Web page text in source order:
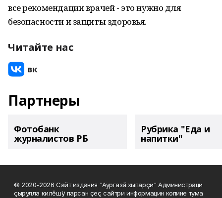
все рекомендации врачей - это нужно для
безопасности и защиты здоровья.
Читайте нас
Партнеры
Фотобанк
журналистов РБ
Рубрика "Еда и
напитки"
© 2020-2026 Сайт издания "Аургазă хыпарçи" Администраци
çырулла килĕшÿ парсан çеç сайтри информацин копине тума